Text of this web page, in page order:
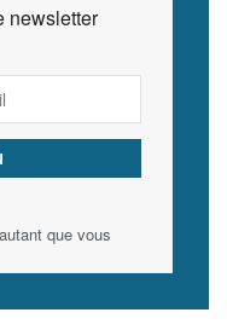
newsletter
que vous